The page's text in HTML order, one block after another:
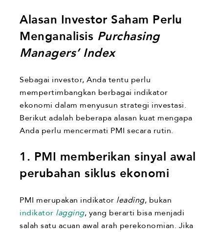
Alasan Investor Saham Perlu
Menganalisis Purchasing
Managers’ Index
Sebagai investor, Anda tentu perlu
mempertimbangkan berbagai indikator
ekonomi dalam menyusun strategi investasi.
Berikut adalah beberapa alasan kuat mengapa
Anda perlu mencermati PMI secara rutin.
1. PMI memberikan sinyal awal
perubahan siklus ekonomi
PMI merupakan indikator leading, bukan
indikator lagging, yang berarti bisa menjadi
salah satu acuan awal arah perekonomian. Jika